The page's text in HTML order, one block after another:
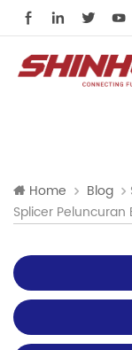
Home Blog
Splicer Peluncuran